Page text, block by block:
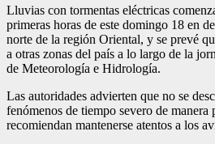
Lluvias con tormentas eléctricas
primeras horas de este domingo 18 en
norte de la región Oriental, y se prevé
a otras zonas del país a lo largo de la
de Meteorología e Hidrología.
Las autoridades advierten que no se
fenómenos de tiempo severo de
recomiendan mantenerse atentos a los